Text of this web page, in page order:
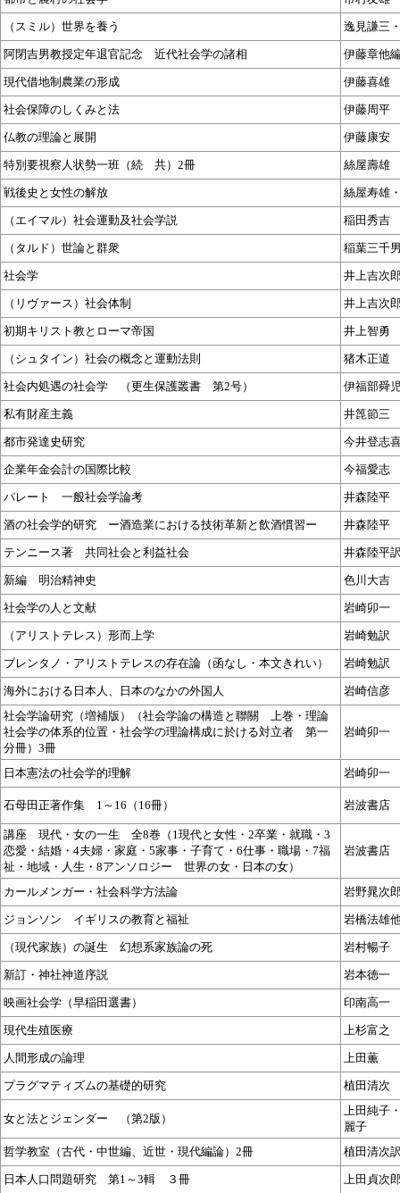
（スミル）世界を養う 逸見謙三
阿閉吉男教授定年退官記念 近代社会学の諸相 伊藤章他
現代借地制農業の形成 伊藤喜雄
社会保障のしくみと法 伊藤周平
仏教の理論と展開 伊藤康安
特別要視察人状勢一班（続 共）2冊 絲屋壽雄
戦後史と女性の解放 絲屋寿雄
（エイマル）社会運動及社会学説 稲田秀吉
（タルド）世論と群衆 稲葉三千
社会学 井上吉次
（リヴァース）社会体制 井上吉次
初期キリスト教とローマ帝国 井上智勇
（シュタイン）社会の概念と運動法則 猪木正道
社会内処遇の社会学 （更生保護叢書 第2号） 伊福部舜
私有財産主義 井箆節三
都市発達史研究 今井登志
企業年金会計の国際比較 今福愛志
パレート 一般社会学論考 井森陸平
酒の社会学的研究 ー酒造業における技術革新と飲酒慣習ー 井森陸平
テンニース著 共同社会と利益社会 井森陸平
新編 明治精神史 色川大吉
社会学の人と文献 岩崎卯一
（アリストテレス）形而上学 岩崎勉訳
ブレンタノ・アリストテレスの存在論（函なし・本文きれい） 岩崎勉訳
海外における日本人、日本のなかの外国人
岩崎信彦
社会学論研究（増補版）（社会学論の構造と聯關 上巻・理論
社会学の体系的位置・社会学の理論構成に於ける対立者 第一
分冊）3冊
岩崎卯一
日本憲法の社会学的理解 岩崎卯一
石母田正著作集 1～16（16冊） 岩波書店
講座 現代・女の一生 全8巻（1現代と女性・2卒業・就職・3
恋愛・結婚・4夫婦・家庭・5家事・子育て・6仕事・職場・7福
祉・地域・人生・8アンソロジー 世界の女・日本の女）
岩波書店
カールメンガー・社会科学方法論 岩野晁次
ジョンソン イギリスの教育と福祉 岩橋法雄
（現代家族）の誕生 幻想系家族論の死 岩村暢子
新訂・神社神道序説 岩本徳一
映画社会学（早稲田選書） 印南高一
現代生殖医療 上杉富之
人間形成の論理 上田薫
プラグマティズムの基礎的研究 植田清次
女と法とジェンダー （第2版）
上田純子
麗子
哲学教室（古代・中世編、近世・現代編論）2冊
植田清次
日本人口問題研究 第1～3輯 ３冊 上田貞次